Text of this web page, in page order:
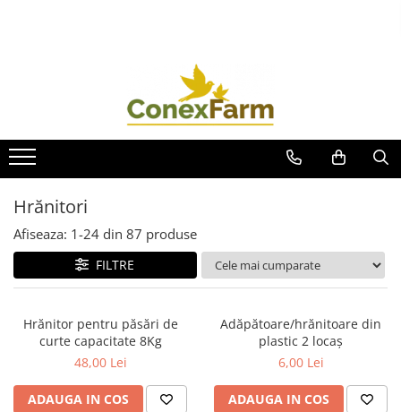
Accesorii
Suplimente
Accesorii
Coșuri de transport
Suplimente
Suplimente - Ovigor
Suplimente - Klaus
Diverse Suplimente
Suplimente Röhnfried
Suplimente Belgica de Weerd
Suplimente Natural
Suplimente - Berger Pigeons
Colivii
Accesorii
Jucării
Suplimente
Custi si accesorii
Suplimente
Hrană
Accesorii
Hrănitori
Afiseaza: 1-24 din 87 produse
FILTRE
Hrănitor pentru păsări de
curte capacitate 8Kg
48,00 Lei
ADAUGA IN COS
Adăpătoare/hrănitoare din
plastic 2 locaș
6,00 Lei
ADAUGA IN COS